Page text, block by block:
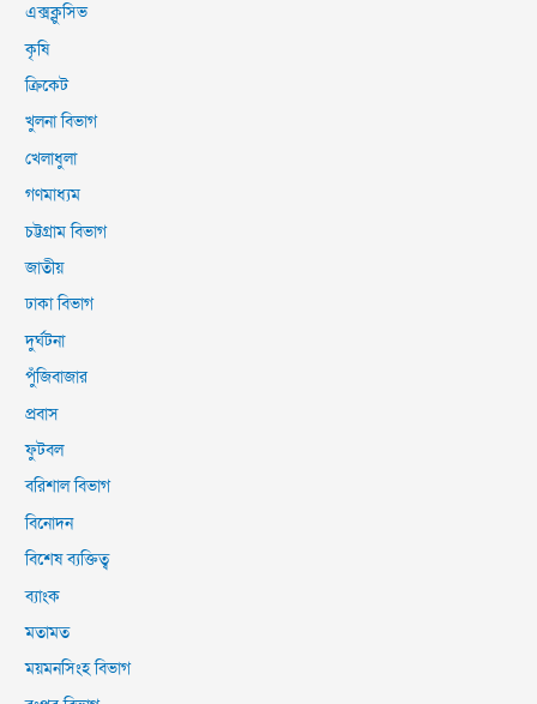
এক্সক্লুসিভ
কৃষি
ক্রিকেট
খুলনা বিভাগ
খেলাধুলা
গণমাধ্যম
চট্টগ্রাম বিভাগ
জাতীয়
ঢাকা বিভাগ
দুর্ঘটনা
পুঁজিবাজার
প্রবাস
ফুটবল
বরিশাল বিভাগ
বিনোদন
বিশেষ ব্যক্তিত্ব
ব্যাংক
মতামত
ময়মনসিংহ বিভাগ